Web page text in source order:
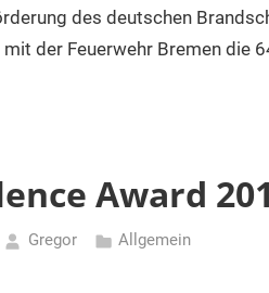
des deutschen
der Feuerwehr Bremen die
Award
Gregor Allgemein